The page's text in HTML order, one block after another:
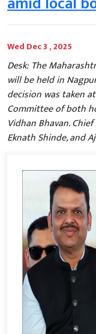
Wed Dec 3 , 2025
Desk: The
will be held in
decision was taken
Committee of both
Vidhan Bhavan.
Eknath Shinde, and